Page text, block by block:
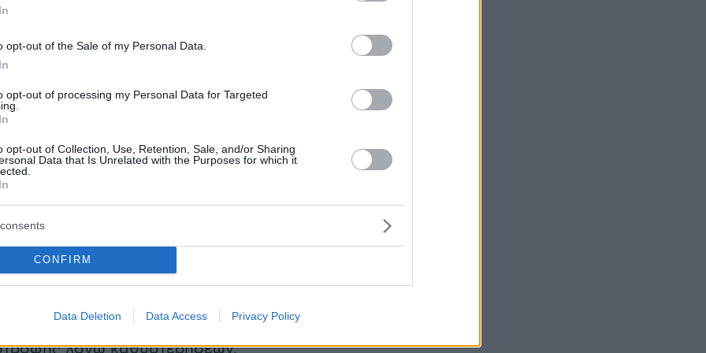
opt-out of the Sale of my Personal Data.
opt-out of processing my Personal Data for Targeted
opt-out of Collection, Use, Retention, Sale, and/or Sharing
Data that Is Unrelated with the Purposes for which it
CONFIRM
Data Deletion Data Access Privacy Policy
δημοσίευση στο Instagram.
πρεσβεία στο Λονδίνο ανέφερε σε ανάρτησή
κοινωνικής δικτύωσης ότι «οι κάτοχοι
εξαιρούνται από τη βιομετρική
σημεία συνοριακού ελέγχου της
του EES έχει ήδη προκαλέσει μεγάλες ουρές
διαβατηρίων σε χώρες όπως η Ιταλία και η
αποτέλεσμα ορισμένοι ταξιδιώτες να χάσουν
λόγω καθυστερήσεων.